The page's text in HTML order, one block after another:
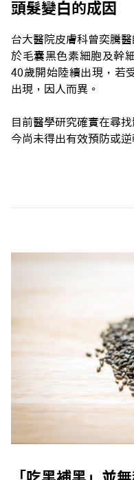
頭髮變白的成因
台大醫院皮膚科曾奕騰
於毛囊黑色素細胞及幹
40歲開始陸續出現，若
出現，因人而異。
目前醫學研究確實在尋
今尚未得出有效預防或逆